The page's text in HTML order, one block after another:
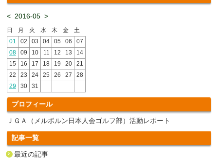
< 2016-05 >
日 月 火 水 木 金
土
01
02 03 04 05 06
07
08
09 10 11 12 13
14
15
16 17 18 19 20
21
22
23 24 25 26 27
28
29
30 31
プロフィール
ＪＧＡ（メルボルン日本人会ゴルフ部）活動レポート
記事一覧
最近の記事